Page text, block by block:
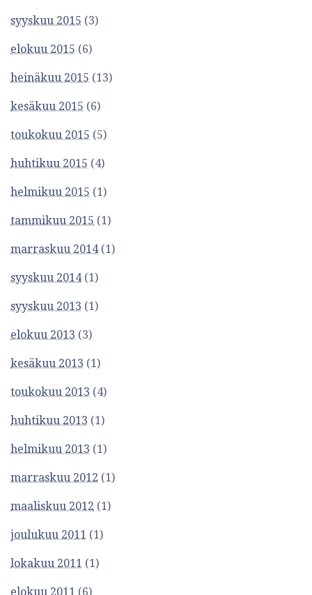
syyskuu 2015 (3)
elokuu 2015 (6)
heinäkuu 2015 (13)
kesäkuu 2015 (6)
toukokuu 2015 (5)
huhtikuu 2015 (4)
helmikuu 2015 (1)
tammikuu 2015 (1)
marraskuu 2014(1)
syyskuu 2014(1)
syyskuu 2013 (1)
elokuu 2013 (3)
kesäkuu 2013 (1)
toukokuu 2013 (4)
huhtikuu 2013 (1)
helmikuu 2013 (1)
marraskuu 2012 (1)
maaliskuu 2012 (1)
joulukuu 2011 (1)
lokakuu 2011 (1)
elokuu 2011 (6)